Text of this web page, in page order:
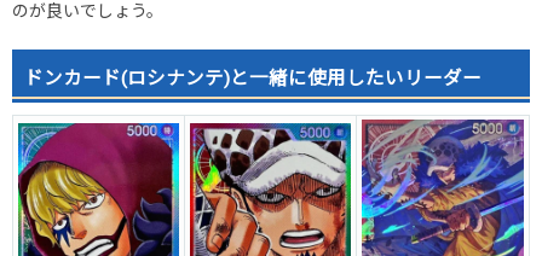
のが良いでしょう。
ドンカード(ロシナンテ)と一緒に使用したいリーダー